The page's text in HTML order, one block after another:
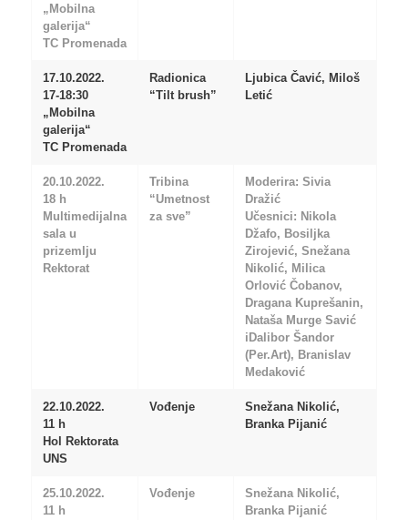
„Mobilna
galerija“
TC Promenada
17.10.2022.
17-18:30
„Mobilna
galerija“
TC Promenada
Radionica
“Tilt brush”
Ljubica Čavić, Miloš
Letić
20.10.2022.
18 h
Multimedijalna
sala u
prizemlju
Rektorat
Tribina
“Umetnost
za sve”
Moderira: Sivia
Dražić
Učesnici: Nikola
Džafo, Bosiljka
Zirojević, Snežana
Nikolić, Milica
Orlović Čobanov,
Dragana Kuprešanin,
Nataša Murge Savić
iDalibor Šandor
(Per.Art), Branislav
Medaković
22.10.2022.
11 h
Hol Rektorata
UNS
Vođenje
Snežana Nikolić,
Branka Pijanić
25.10.2022.
11 h
Vođenje
Snežana Nikolić,
Branka Pijanić